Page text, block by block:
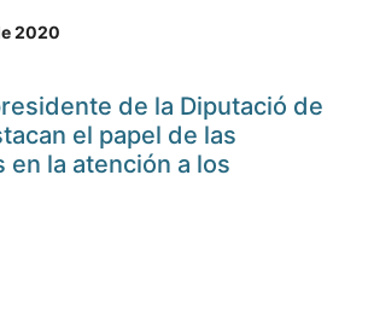
2020
de la Diputació de
el papel de las
en la atención a los